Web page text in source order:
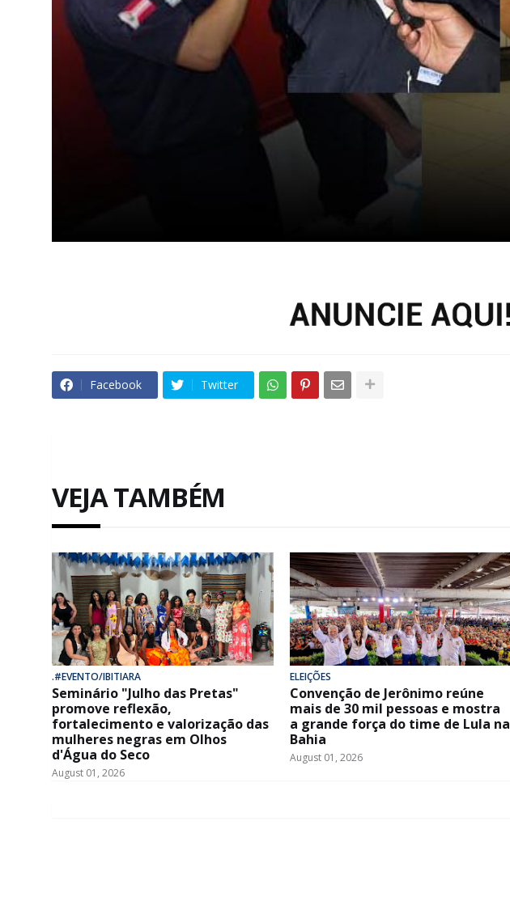
Facebook Twitter
VEJA TAMBÉM
.#EVENTO/IBITIARA
Seminário "Julho das Pretas"
promove reflexão,
fortalecimento e valorização das
mulheres negras em Olhos
d'Água do Seco
August 01, 2026
ELEIÇÕES
Convenção de Jerônimo reúne
mais de 30 mil pessoas e mostra
a grande força do time de Lula na
Bahia
August 01, 2026